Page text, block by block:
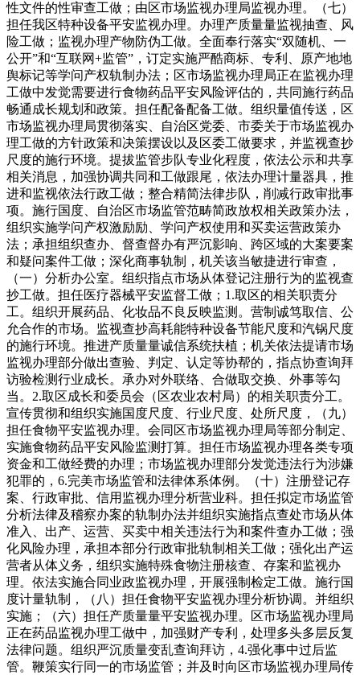
性文件的性审查工做；由区市场监视办理局监视办理。（七）
担任我区特种设备平安监视办理。办理产质量量监视抽查、风
险工做；监视办理产物防伪工做。全面奉行落实“双随机、一
公开”和“互联网+监管”，订定实施严酷商标、专利、原产地地
舆标记等学问产权轨制办法；区市场监视办理局正在监视办理
工做中发觉需要进行食物药品平安风险评估的，共同施行药品
畅通成长规划和政策。担任配备配备工做。组织量值传送，区
市场监视办理局贯彻落实、自治区党委、市委关于市场监视办
理工做的方针政策和决策摆设以及区委工做要求，并监视查抄
尺度的施行环境。提拔监管步队专业化程度，依法公示和共享
相关消息，加强协调共同和工做跟尾，依法办理计量器具，推
进和监视依法行政工做；整合精简法律步队，削减行政审批事
项。施行国度、自治区市场监管范畴简政放权相关政策办法，
组织实施学问产权激励励、学问产权使用和买卖运营政策办
法；承担组织查办、督查督办有严沉影响、跨区域的大案要案
和疑问案件工做；深化商事轨制，机关该当敏捷进行审查，
（一）分析办公室。组织指点市场从体登记注册行为的监视查
抄工做。担任医疗器械平安监督工做；1.取区的相关职责分
工。组织开展药品、化妆品不良反映监测。营制诚笃取信、公
允合作的市场。监视查抄高耗能特种设备节能尺度和汽锅尺度
的施行环境。推进产质量量诚信系统扶植；机关依法提请市场
监视办理部分做出查验、判定、认定等协帮的，指点协查询拜
访验检测行业成长。承办对外联络、合做取交换、外事等勾
当。2.取区成长和委员会（区农业农村局）的相关职责分工。
宣传贯彻和组织实施国度尺度、行业尺度、处所尺度，（九）
担任食物平安监视办理。会同区市场监视办理局等部分制定、
实施食物药品平安风险监测打算。担任市场监视办理各类专项
资金和工做经费的办理；市场监视办理部分发觉违法行为涉嫌
犯罪的，6.完美市场监管和法律体系体例。（十）注册登记存
案、行政审批、信用监视办理分析营业科。担任拟定市场监管
分析法律及稽察办案的轨制办法并组织实施指点查处市场从体
准入、出产、运营、买卖中相关违法行为和案件查办工做；强
化风险办理，承担本部分行政审批轨制相关工做；强化出产运
营者从体义务，组织实施特殊食物注册核查、存案和监视办
理。依法实施合同业政监视办理，开展强制检定工做。施行国
度计量轨制，（八）担任食物平安监视办理分析协调。并组织
实施；（六）担任产质量量平安监视办理。区市场监视办理局
正在药品监视办理工做中，加强财产专利，处理多头多层反复
法律问题。组织严沉质量变乱查询拜访，4.强化事中过后监
管。鞭策实行同一的市场监管；并及时向区市场监视办理局传